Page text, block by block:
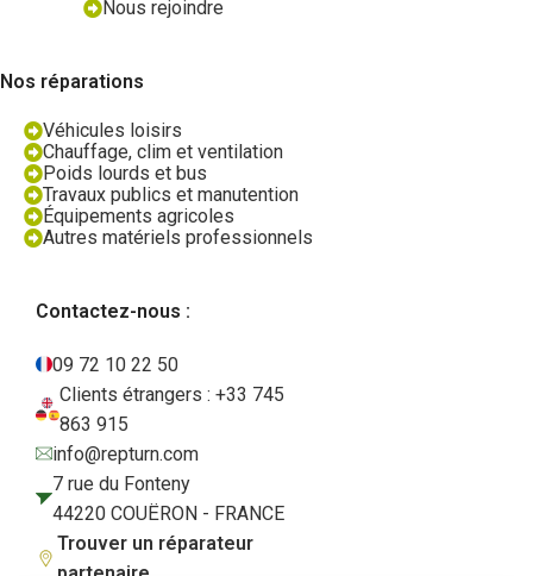
Nous rejoindre
Nos réparations
Véhicules loisirs
Chauffage, clim et ventilation
Poids lourds et bus
Travaux publics et manutention
Équipements agricoles
Autres matériels professionnels
Contactez-nous :
09 72 10 22 50
Clients étrangers : +33 745
863 915
info@repturn.com
7 rue du Fonteny
44220 COUËRON - FRANCE
Trouver un réparateur